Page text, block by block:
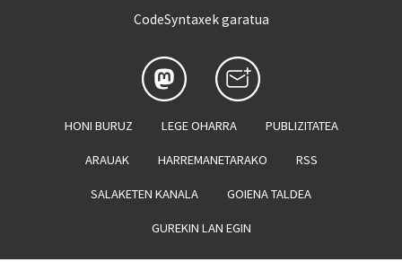
CodeSyntaxek garatua
HONI BURUZ LEGE OHARRA PUBLIZITATEA
ARAUAK HARREMANETARAKO RSS
SALAKETEN KANALA GOIENA TALDEA
GUREKIN LAN EGIN